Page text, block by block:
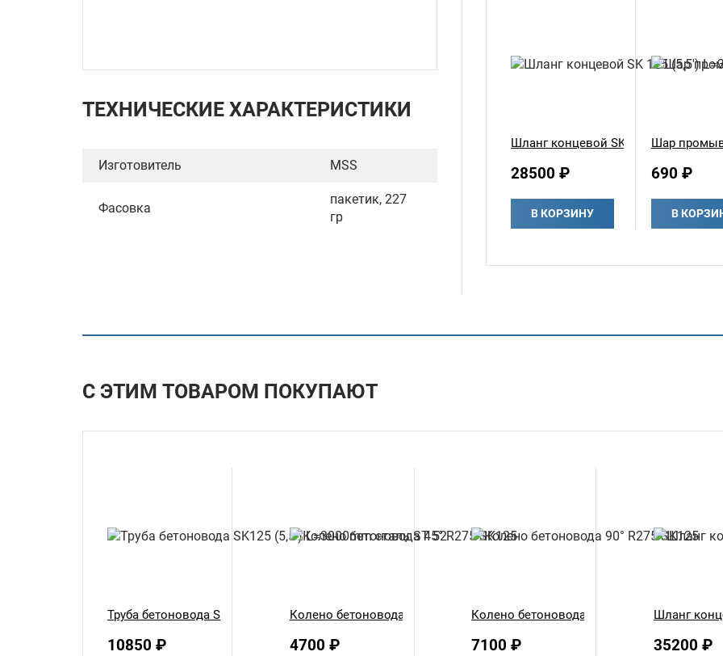
ТЕХНИЧЕСКИЕ ХАРАКТЕРИСТИКИ
Изготовитель MSS
Фасовка
пакетик, 227
гр
Шланг концевой SK 125 (5,5')
28500 ₽
В КОРЗИНУ
Шар
690 ₽
В
С ЭТИМ ТОВАРОМ ПОКУПАЮТ
Труба бетоновода SK125 (5,5') L=3000mm сталь ST 52
10850 ₽
Колено бетоновода 45° R275 SK125
4700 ₽
Колено бетоновода 90° R275 SK125
7100 ₽
Шланг
35200 ₽